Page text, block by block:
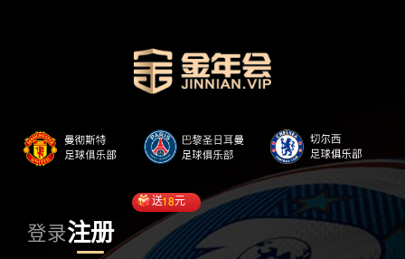
登录注册
送18元